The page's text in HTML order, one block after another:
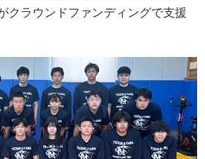
クラウンドファンディングで支援